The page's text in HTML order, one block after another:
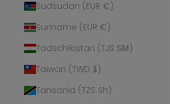
Südsudan (EUR €)
Suriname (EUR €)
Tadschikistan (TJS ЅМ)
Taiwan (TWD $)
Tansania (TZS Sh)